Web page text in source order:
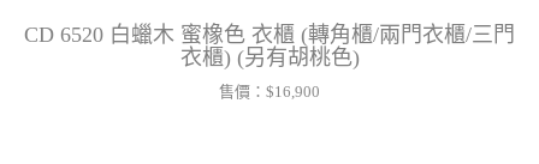
CD 6520 白蠟木 蜜橡色 衣櫃 (轉角櫃/兩門衣櫃/三門
衣櫃) (另有胡桃色)
售價： $16,900